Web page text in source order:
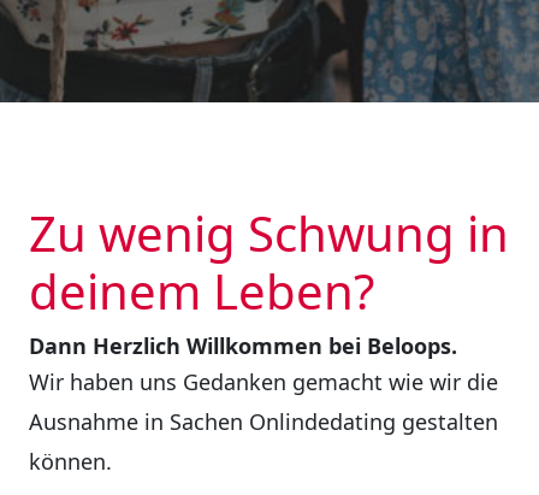
Zu wenig Schwung in
deinem Leben?
Dann Herzlich Willkommen bei Beloops.
Wir haben uns Gedanken gemacht wie wir die
Ausnahme in Sachen Onlindedating gestalten
können.